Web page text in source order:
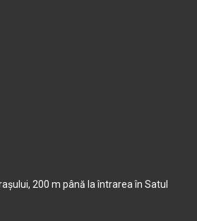
200 m până la întrarea în Satul